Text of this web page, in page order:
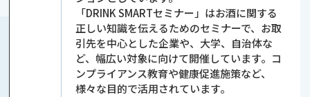
「DRINK SMARTセミナー」はお酒に関する
正しい知識を伝えるためのセミナーで、お取
引先を中心とした企業や、大学、自治体な
ど、幅広い対象に向けて開催しています。コ
ンプライアンス教育や健康促進施策など、
様々な目的で活用されています。